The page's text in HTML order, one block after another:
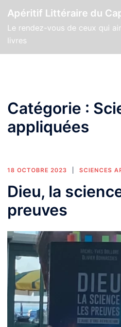
au
contenu
Apéritif Littéraire du
Le rendez-vous de ceux qui
livres
Catégorie :
appliquées
18 OCTOBRE 2023 SCIENCES
Dieu, la
preuves